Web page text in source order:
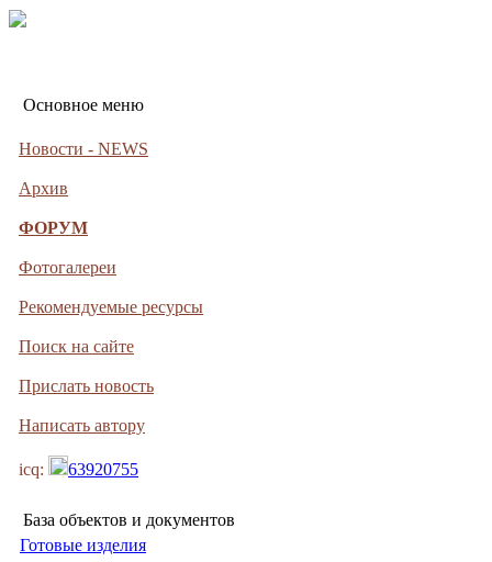
Основное меню
Новости - NEWS
Архив
ФОРУМ
Фотогалереи
Рекомендуемые ресурсы
Поиск на сайте
Прислать новость
Написать автору
icq: 63920755
База объектов и документов
Готовые изделия